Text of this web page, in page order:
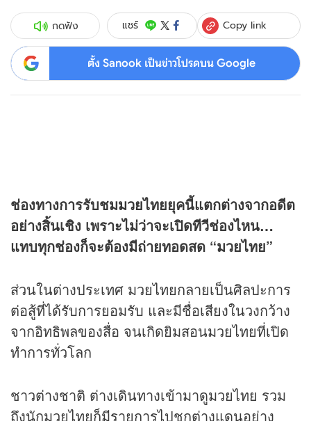
กดฟัง แชร์ Copy link
ตั้ง Sanook เป็นข่าวโปรดบน Google
ช่องทางการรับชมมวยไทยยุคนี้แตกต่างจากอดีต
อย่างสิ้นเชิง เพราะไม่ว่าจะเปิดทีวีช่องไหน…
แทบทุกช่องก็จะต้องมีถ่ายทอดสด “มวยไทย”
ส่วนในต่างประเทศ มวยไทยกลายเป็นศิลปะการ
ต่อสู้ที่ได้รับการยอมรับ และมีชื่อเสียงในวงกว้าง
จากอิทธิพลของสื่อ จนเกิดยิมสอนมวยไทยที่เปิด
ทำการทั่วโลก
ชาวต่างชาติ ต่างเดินทางเข้ามาดูมวยไทย รวม
ถึงนักมวยไทยก็มีรายการไปชกต่างแดนอย่าง